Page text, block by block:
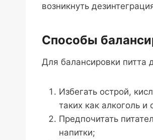
возникнуть
Способы
Для балансировки
Избегать острой,
таких как алкоголь и
Предпочитать
напитки;